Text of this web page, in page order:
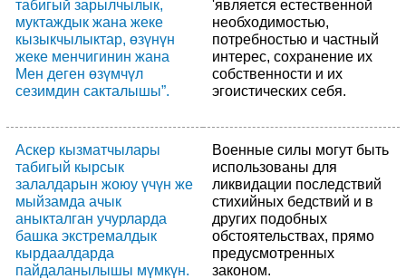
табигый зарылчылык,
муктаждык жана жеке
кызыкчылыктар, өзүнүн
жеке менчигинин жана
Мен деген өзүмчүл
сезимдин сакталышы”.
'является естественной
необходимостью,
потребностью и частный
интерес, сохранение их
собственности и их
эгоистических себя.
Аскер кызматчылары
табигый кырсык
залалдарын жоюу үчүн же
мыйзамда ачык
аныкталган учурларда
башка экстремалдык
кырдаалдарда
пайдаланылышы мүмкүн.
Военные силы могут быть
использованы для
ликвидации последствий
стихийных бедствий и в
других подобных
обстоятельствах, прямо
предусмотренных
законом.